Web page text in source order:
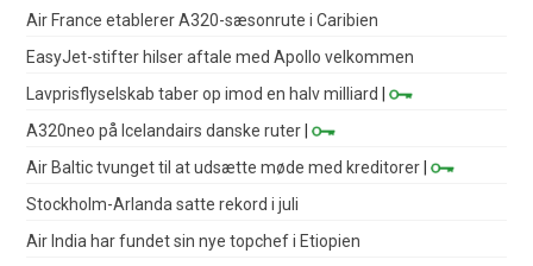
Air France etablerer A320-sæsonrute i Caribien
EasyJet-stifter hilser aftale med Apollo velkommen
Lavprisflyselskab taber op imod en halv milliard
|
A320neo på Icelandairs danske ruter |
Air Baltic tvunget til at udsætte møde med kreditorer |
Stockholm-Arlanda satte rekord i juli
Air India har fundet sin nye topchef i Etiopien